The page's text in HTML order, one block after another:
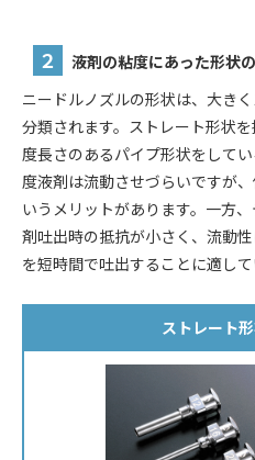
２
液剤の粘度にあった形状
ニードルノズルの形状は、大き
分類されます。ストレート形状
度長さのあるパイプ形状をして
度液剤は流動させづらいですが
いうメリットがあります。一方
剤吐出時の抵抗が小さく、流動
を短時間で吐出することに適して
ストレート